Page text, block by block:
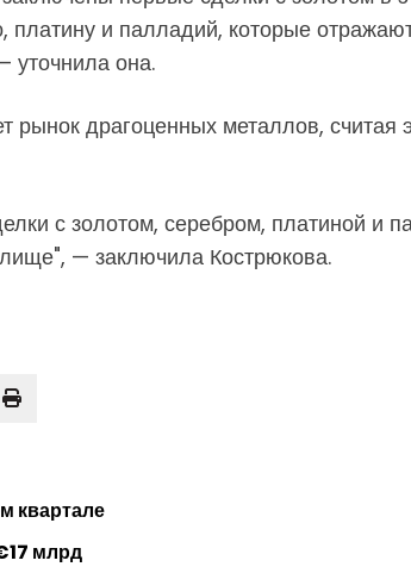
платину и палладий, которые
уточнила она.
драгоценных металлов, считая
с золотом, серебром, платиной и
— заключила Кострюкова.
квартале
млрд